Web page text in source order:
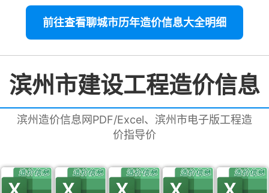
前往查看聊城市历年造价信息大全明细
滨州市建设工程造价信息
滨州造价信息网PDF/Excel、滨州市电子版工程造
价指导价